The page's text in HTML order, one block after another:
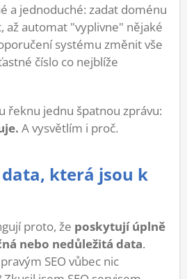
a jednoduché: zadat doménu
až automat "vyplivne" nějaké
systému změnit vše
číslo co nejblíže
řeknu jednu špatnou zprávu:
A vysvětlím i proč.
která jsou k
proto, že poskytují úplně
nebo nedůležitá data.
SEO vůbec nic